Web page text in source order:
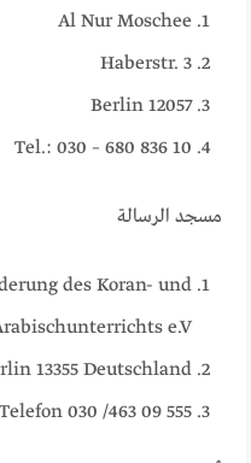
Al Nur Moschee
Haberstr. 3
12057 Berlin
Tel.: 030 – 680 836 10
مسجد الرسالة
des Koran- und
e.V.
13355 Deutschland
Telefon 030 /463 09 555